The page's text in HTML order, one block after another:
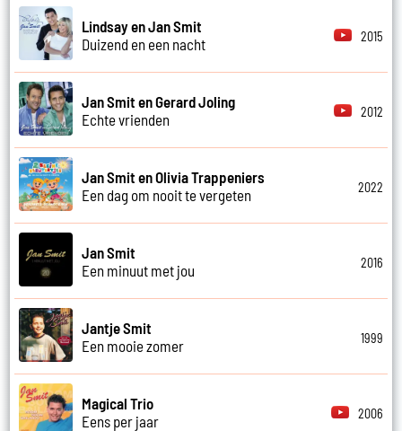
Lindsay en Jan Smit
Duizend en een nacht
2015
Jan Smit en Gerard Joling
Echte vrienden
2012
Jan Smit en Olivia Trappeniers
Een dag om nooit te vergeten
2022
Jan Smit
Een minuut met jou
2016
Jantje Smit
Een mooie zomer
1999
Magical Trio
Eens per jaar
2006